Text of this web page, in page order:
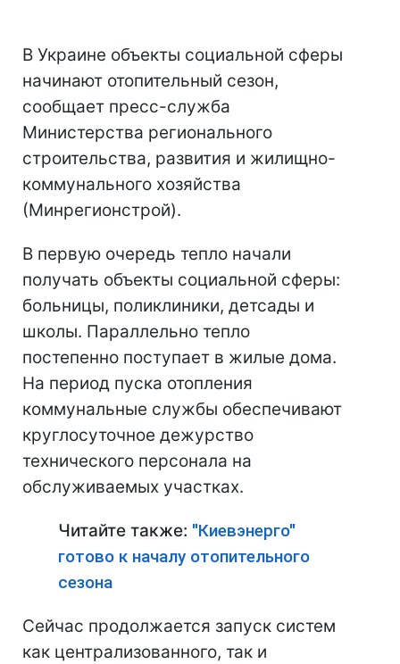
В Украине объекты социальной сферы
начинают отопительный сезон,
сообщает пресс-служба
Министерства регионального
строительства, развития и жилищно-
коммунального хозяйства
(Минрегионстрой).
В первую очередь тепло начали
получать объекты социальной сферы:
больницы, поликлиники, детсады и
школы. Параллельно тепло
постепенно поступает в жилые дома.
На период пуска отопления
коммунальные службы обеспечивают
круглосуточное дежурство
технического персонала на
обслуживаемых участках.
Читайте также: "Киевэнерго"
готово к началу отопительного
сезона
Сейчас продолжается запуск систем
как централизованного, так и